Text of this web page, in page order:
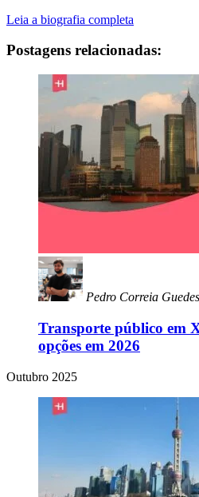
Leia a biografia completa
Postagens relacionadas:
Pedro Correia Guedes
Transporte público em
opções em 2026
Outubro 2025